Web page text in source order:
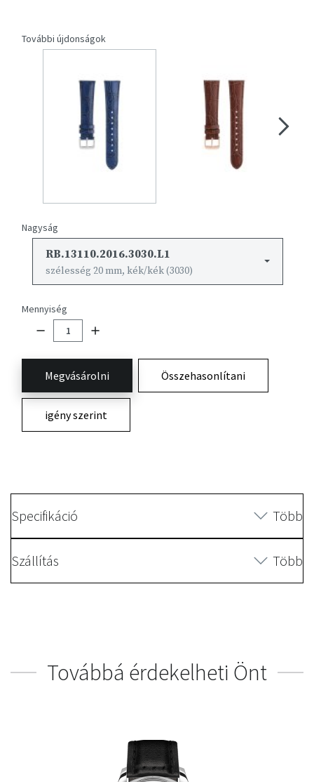
További újdonságok
Nagyság
RB.13110.2016.3030.L1
szélesség 20 mm, kék/kék (3030)
Mennyiség
Megvásárolni Összehasonlítani
igény szerint
Specifikáció Több
Szállítás Több
Továbbá érdekelheti Önt